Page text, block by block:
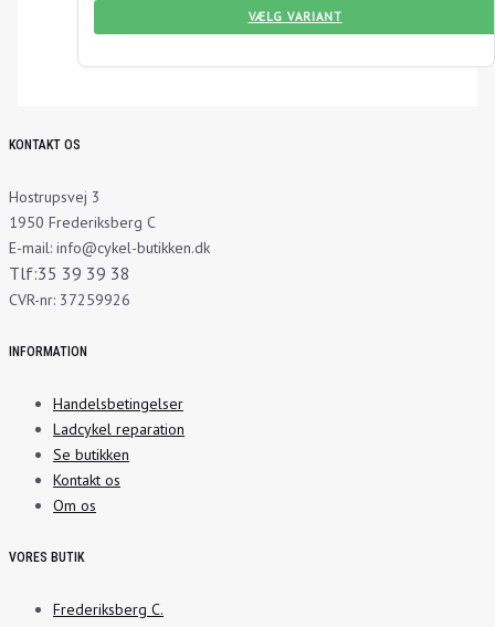
VÆLG VARIANT
KONTAKT OS
Hostrupsvej 3
1950 Frederiksberg C
E-mail: info@cykel-butikken.dk
Tlf:35 39 39 38
CVR-nr: 37259926
INFORMATION
Handelsbetingelser
Ladcykel reparation
Se butikken
Kontakt os
Om os
VORES BUTIK
Frederiksberg C.